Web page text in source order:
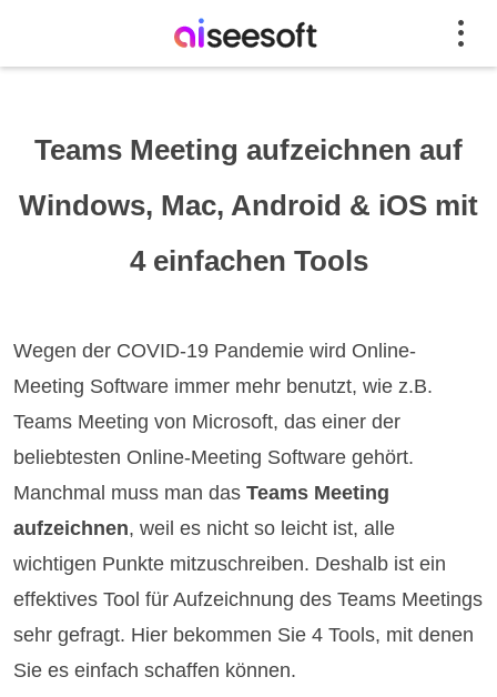
Teams Meeting aufzeichnen auf
Windows, Mac, Android & iOS mit
4 einfachen Tools
Wegen der COVID-19 Pandemie wird Online-
Meeting Software immer mehr benutzt, wie z.B.
Teams Meeting von Microsoft, das einer der
beliebtesten Online-Meeting Software gehört.
Manchmal muss man dasTeams Meeting
aufzeichnen, weil es nicht so leicht ist, alle
wichtigen Punkte mitzuschreiben. Deshalb ist ein
effektives Tool für Aufzeichnung des Teams Meetings
sehr gefragt. Hier bekommen Sie 4 Tools, mit denen
Sie es einfach schaffen können.